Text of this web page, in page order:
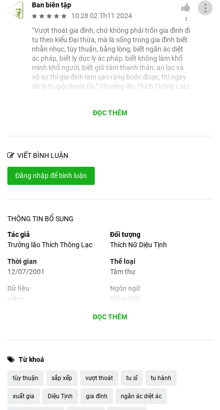
Ban biên tập
10:28 02 Th11 2024
1
“Vượt thoát gia đình, chứ không phải trốn gia đình đi
tu theo kiểu Đại thừa, mà là sống trong gia đình biết
nhẫn nhục, tùy thuận, bằng lòng, biết ngăn ác diệt
ác pháp, biết ly dục ly ác pháp, biết không làm khổ
mình khổ người, biết giữ tâm thanh thản, an lạc và
vô sự thì gia đình làm sao ràng buộc được, thì ngay
đó là tu giải thoát rồi.” (Trưởng lão Thích Thông Lạc)
⋮
10:28 02 Th11 2024
mới được theo Phật tu hành.
Đạo Phật đã thực hiện đạo đức nhân bản không làm
khổ mình khổ người. Một chùm nhân quả là phải trả
cho xong, chứ không được trốn tránh.
pháp hay không? Nếu có quyết tâm thì ngay đó là
ĐỌC THÊM
VIẾT BÌNH LUẬN
Đăng nhập để bình luận
THÔNG TIN BỔ SUNG
Tác giả
Trưởng lão Thích Thông Lạc
Đối tượng
Thích Nữ Diệu Tịnh
Thời gian
12/07/2001
Thể loại
Tâm thư
Dữ liệu
video
Ngôn ngữ
Tiếng Việt
ĐỌC THÊM
Từ khoá
tùy thuận sắp xếp vượt thoát tu sĩ tu hành
xuất gia Diệu Tịnh gia đình ngăn ác diệt ác